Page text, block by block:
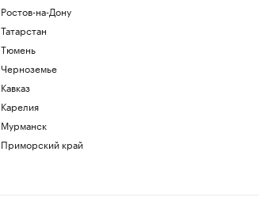
Ростов-на-Дону
Татарстан
Тюмень
Черноземье
Кавказ
Карелия
Мурманск
Приморский край